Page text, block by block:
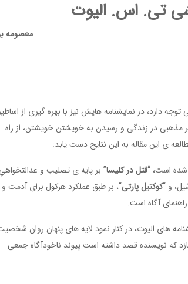
تی. اس. الیوت
معصومه
ی زندگی توجه دارد، در نمایشنامه هایش نیز با بهره گیری از اساطیر
مذهبی در زندگی و رسیدن به خویشتن خویشتن، از راه
ی این مقاله به این نتایج دست یابد:
شده است، “قتل در کلیسا” بر پایه ی تصلیب و
و “کوکتیل پارتی“، بر طبق عملکرد هرکول برای آدمت و
آگاه است.
های الیوت، در کنار نمود لایه های پنهان روان
که نویسنده قصد داشته است پیوند ناخودآگاه جمعی